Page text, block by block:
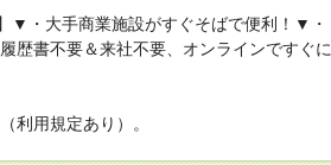
▼・大手商業施設がすぐそばで便利！▼・
歴書不要＆来社不要、オンラインですぐに
利用規定あり）。